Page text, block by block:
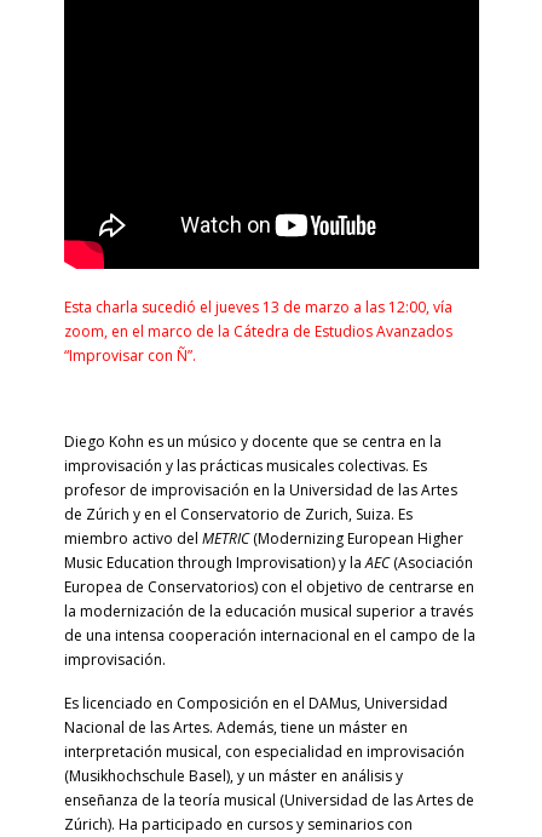
Esta charla sucedió el jueves 13 de marzo a las 12:00, vía
zoom, en el marco de la Cátedra de Estudios Avanzados
“Improvisar con Ñ”.
Diego Kohn es un músico y docente que se centra en la
improvisación y las prácticas musicales colectivas. Es
profesor de improvisación en la Universidad de las Artes
de Zúrich y en el Conservatorio de Zurich, Suiza. Es
miembro activo del METRIC(Modernizing European Higher
Music Education through Improvisation) y laAEC(Asociación
Europea de Conservatorios) con el objetivo de centrarse en
la modernización de la educación musical superior a través
de una intensa cooperación internacional en el campo de la
improvisación.
Es licenciado en Composición en el DAMus, Universidad
Nacional de las Artes. Además, tiene un máster en
interpretación musical, con especialidad en improvisación
(Musikhochschule Basel), y un máster en análisis y
enseñanza de la teoría musical (Universidad de las Artes de
Zúrich). Ha participado en cursos y seminarios con